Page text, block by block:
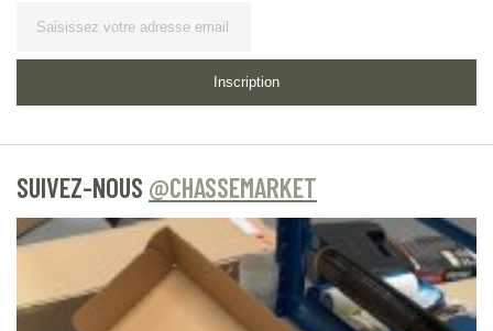
Inscription
SUIVEZ-NOUS @CHASSEMARKET